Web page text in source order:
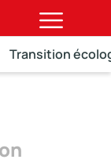
Transition